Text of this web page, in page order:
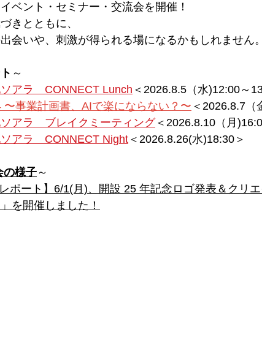
ベント・セミナー・交流会を開催！
きとともに、
会いや、刺激が得られる場になるかもしれません。
～
アラ　CONNECT Lunch ＜2026.8.5（水)12:00～
〜事業計画書、AIで楽にならない？〜 ＜2026.8.7（
アラ　ブレイクミーティング＜2026.8.10（月
アラ　CONNECT Night ＜2026.8.26(水)18:30＞
の様子～
レポート】6/1(月)、開設 25 年記念ロゴ発表＆クリ
を開催しました！